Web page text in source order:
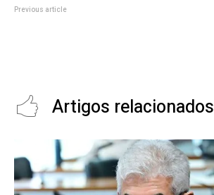
Previous article
Artigos relacionados